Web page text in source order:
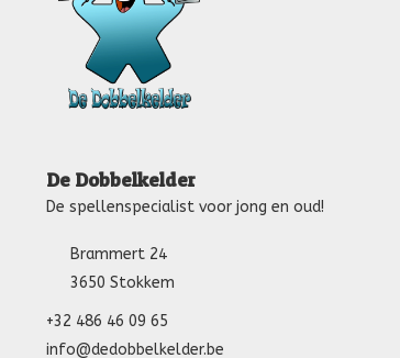
De Dobbelkelder
De spellenspecialist voor jong en oud!
Brammert 24
3650 Stokkem
+32 486 46 09 65
info@dedobbelkelder.be